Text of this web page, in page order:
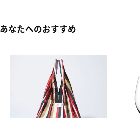
あなたへのおすすめ